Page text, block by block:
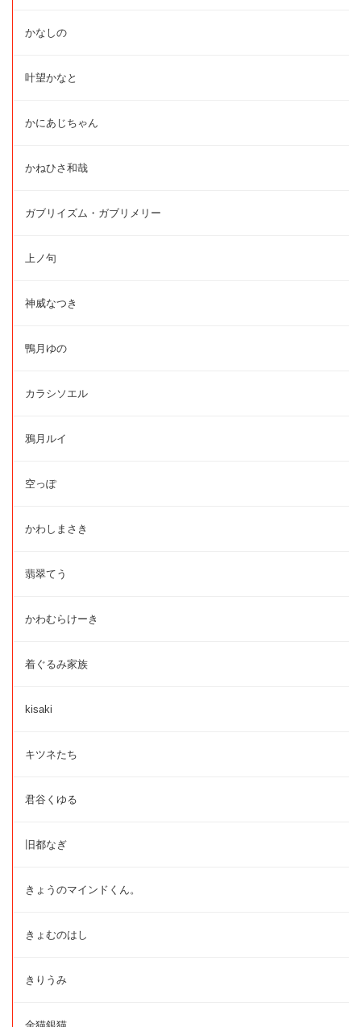
かなしの
叶望かなと
かにあじちゃん
かねひさ和哉
ガブリイズム・ガブリメリー
上ノ句
神威なつき
鴨月ゆの
カラシソエル
鴉月ルイ
空っぽ
かわしまさき
翡翠てう
かわむらけーき
着ぐるみ家族
kisaki
キツネたち
君谷くゆる
旧都なぎ
きょうのマインドくん。
きょむのはし
きりうみ